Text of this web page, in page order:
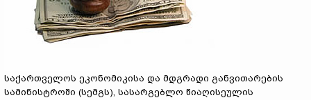
საქართველოს ეკონომიკისა და მდგრადი განვითარების
სამინისტროში (სემგს), სასარგებლო წიაღისეულის